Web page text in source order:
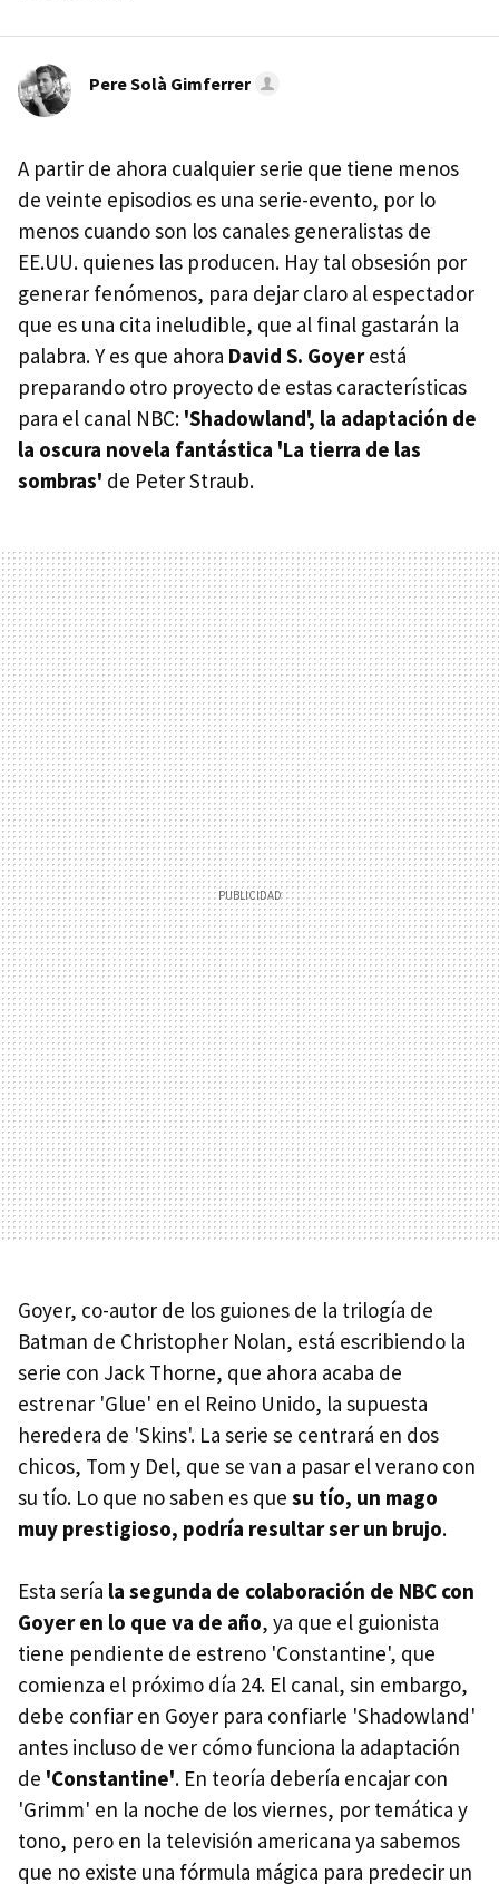
Pere Solà Gimferrer
A partir de ahora cualquier serie que tiene menos
de veinte episodios es una serie-evento, por lo
menos cuando son los canales generalistas de
EE.UU. quienes las producen. Hay tal obsesión por
generar fenómenos, para dejar claro al espectador
que es una cita ineludible, que al final gastarán la
palabra. Y es que ahora David S. Goyerestá
preparando otro proyecto de estas características
para el canal NBC: 'Shadowland', la adaptación de
la oscura novela fantástica 'La tierra de las
sombras' de Peter Straub.
Goyer, co-autor de los guiones de la trilogía de
Batman de Christopher Nolan, está escribiendo la
serie con Jack Thorne, que ahora acaba de
estrenar 'Glue' en el Reino Unido, la supuesta
heredera de 'Skins'. La serie se centrará en dos
chicos, Tom y Del, que se van a pasar el verano con
su tío. Lo que no saben es que su tío, un mago
muy prestigioso, podría resultar ser un brujo.
Esta sería la segunda de colaboración de NBC con
Goyer en lo que va de año, ya que el guionista
tiene pendiente de estreno 'Constantine', que
comienza el próximo día 24. El canal, sin embargo,
debe confiar en Goyer para confiarle 'Shadowland'
antes incluso de ver cómo funciona la adaptación
de 'Constantine'. En teoría debería encajar con
'Grimm' en la noche de los viernes, por temática y
tono, pero en la televisión americana ya sabemos
que no existe una fórmula mágica para predecir un